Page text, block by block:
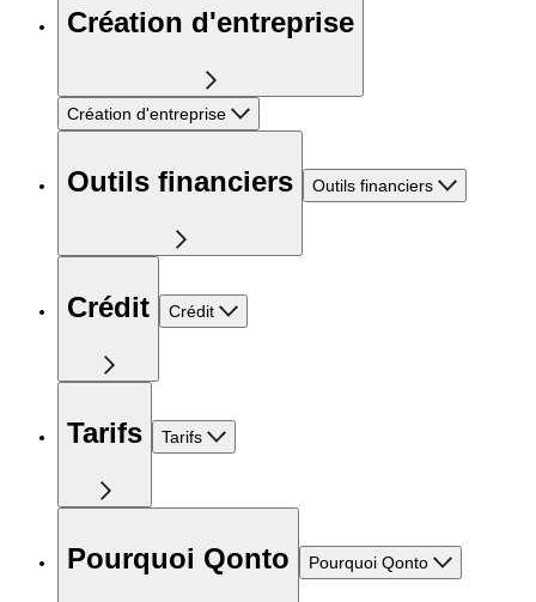
Création d'entreprise
Création d'entreprise
Outils financiers Outils financiers
Crédit Crédit
Tarifs Tarifs
Pourquoi Qonto Pourquoi Qonto